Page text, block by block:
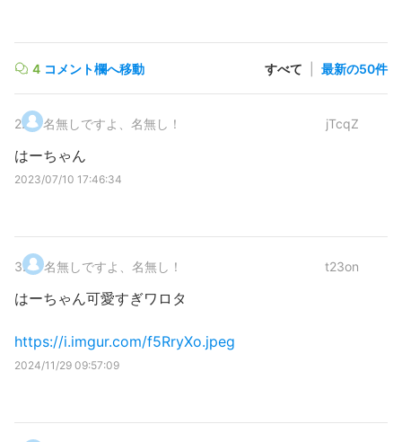
4 コメント欄へ移動 すべて 最新の50件
2. 名無しですよ、名無し！ jTcqZ
はーちゃん
2023/07/10 17:46:34
3. 名無しですよ、名無し！ t23on
はーちゃん可愛すぎワロタ
https://i.imgur.com/f5RryXo.jpeg
2024/11/29 09:57:09